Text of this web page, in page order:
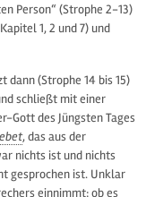
Person“ (Strophe 2-13)
1, 2 und 7) und
dann (Strophe 14 bis 15)
schließt mit einer
Gott des Jüngsten Tages
, das aus der
nichts ist und nichts
gesprochen ist. Unklar
einnimmt: ob es